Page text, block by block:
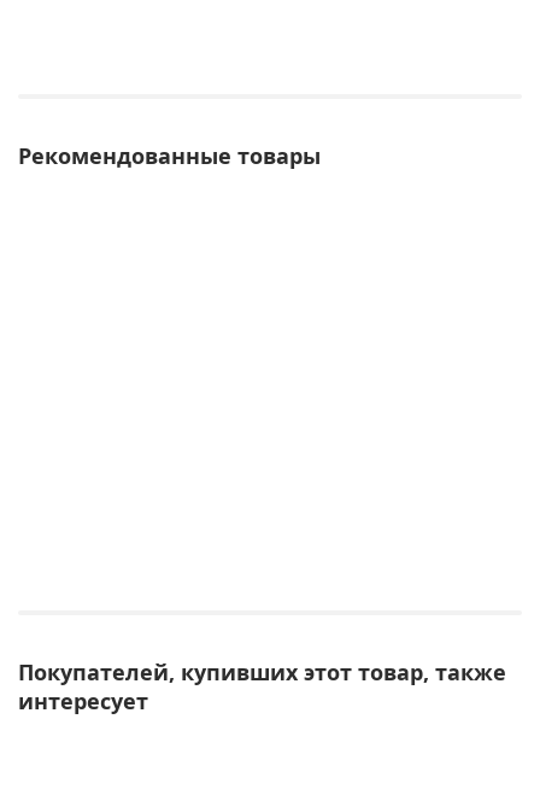
Рекомендованные товары
Покупателей, купивших этот товар, также
интересует